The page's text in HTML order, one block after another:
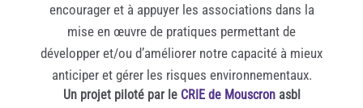
encourager et à appuyer les associations dans la
mise en œuvre de pratiques permettant de
développer et/ou d’améliorer notre capacité à mieux
anticiper et gérer les risques environnementaux.
Un projet piloté par le CRIE de Mouscronasbl